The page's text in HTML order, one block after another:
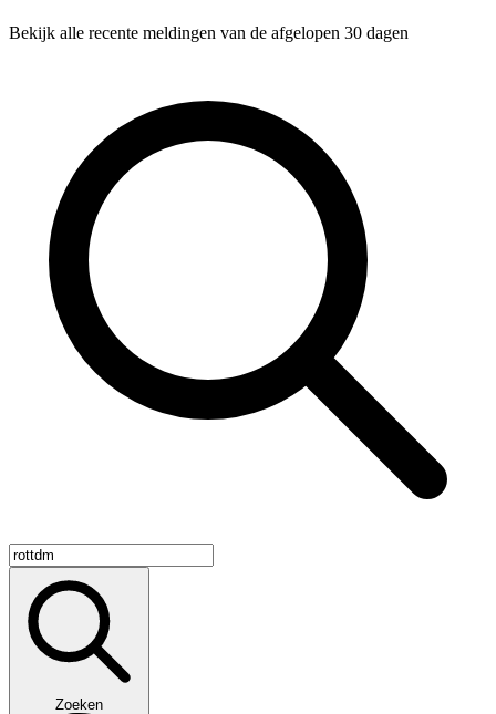
Bekijk alle recente meldingen van de afgelopen 30 dagen
Zoeken